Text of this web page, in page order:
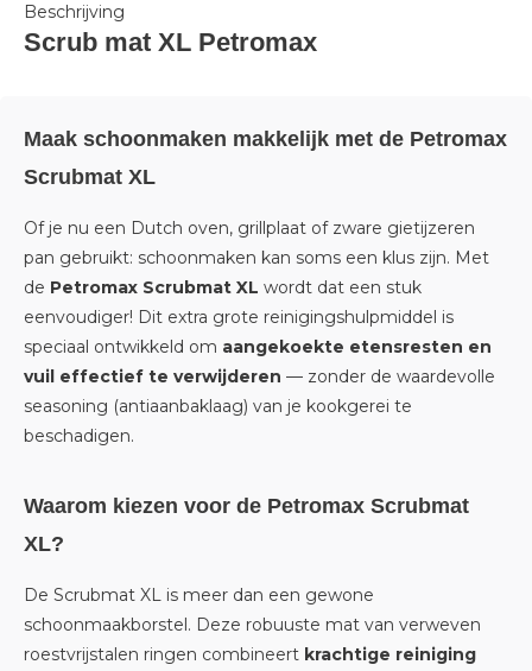
Beschrijving
Scrub mat XL Petromax
Maak schoonmaken makkelijk met de Petromax
Scrubmat XL
Of je nu een Dutch oven, grillplaat of zware gietijzeren
pan gebruikt: schoonmaken kan soms een klus zijn. Met
de Petromax Scrubmat XL wordt dat een stuk
eenvoudiger! Dit extra grote reinigingshulpmiddel is
speciaal ontwikkeld om aangekoekte etensresten en
vuil effectief te verwijderen — zonder de waardevolle
seasoning (antiaanbaklaag) van je kookgerei te
beschadigen.
Waarom kiezen voor de Petromax Scrubmat
XL?
De Scrubmat XL is meer dan een gewone
schoonmaakborstel. Deze robuuste mat van verweven
roestvrijstalen ringen combineert krachtige reiniging